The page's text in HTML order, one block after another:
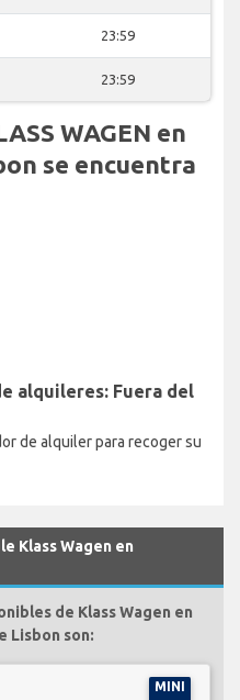
23:59
23:59
WAGEN en
se encuentra
alquileres: Fuera del
de alquiler para recoger su
Klass Wagen en
de Klass Wagen en
Lisbon son:
MINI